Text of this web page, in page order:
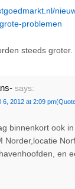
problemen
steeds groter.
says:
6, 2012 at 2:09 pm
binnenkort ook
Norder,locatie
en